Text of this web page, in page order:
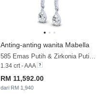
Anting-anting wanita Mabella
585 Emas Putih & Zirkonia Putih & Berlian
1.34 crt - AAA
RM 11,592.00
dari RM 1,940